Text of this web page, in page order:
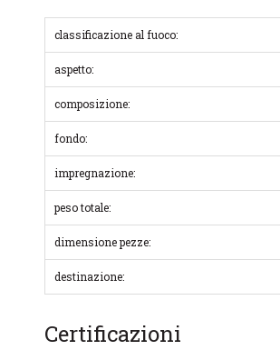
classificazione al fuoco:
aspetto:
composizione:
fondo:
impregnazione:
peso totale:
dimensione pezze:
destinazione:
Certificazioni